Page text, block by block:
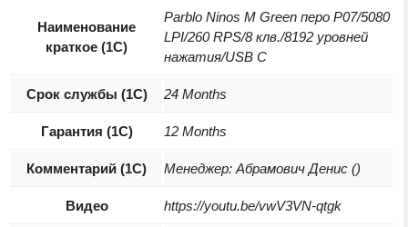
Наименование
краткое (1C)
Parblo Ninos M Green перо P07/5080
LPI/260 RPS/8 клв./8192 уровней
нажатия/USB C
Срок службы (1С) 24 Months
Гарантия (1С) 12 Months
Комментарий (1С) Менеджер: Абрамович Денис ()
Видео https://youtu.be/vwV3VN-qtgk